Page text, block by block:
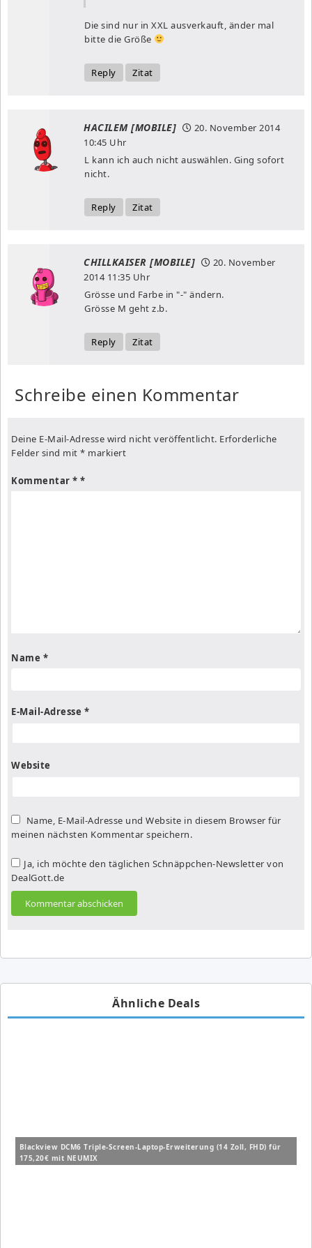
Die sind nur in XXL ausverkauft, änder mal
bitte die Größe
Reply Zitat
HACILEM [MOBILE]
20. November 2014
10:45 Uhr
L kann ich auch nicht auswählen. Ging sofort
nicht.
Reply Zitat
CHILLKAISER [MOBILE]
20. November
201411:35 Uhr
Grösse und Farbe in "-" ändern.
Grösse M geht z.b.
Reply Zitat
Schreibe einen Kommentar
Deine E-Mail-Adresse wird nicht veröffentlicht. Erforderliche
Felder sind mit * markiert
Kommentar *
Name *
E-Mail-Adresse *
Website
Name, E-Mail-Adresse und Website in diesem Browser für
meinen nächsten Kommentar speichern.
Ja, ich möchte den täglichen Schnäppchen-Newsletter von
DealGott.de
Ähnliche Deals
Blackview DCM6 Triple-Screen-Laptop-Erweiterung (14 Zoll, FHD) für
175,20€ mit NEUMIX